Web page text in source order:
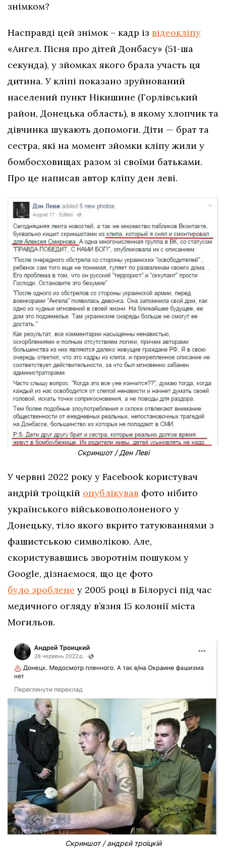
знімком?
Насправді цей знімок – кадр із відеокліпу
«Ангел. Пісня про дітей Донбасу» (51-ша
секунда), у зйомках якого брала участь ця
дитина. У кліпі показано зруйнований
населений пункт Нікишине (Горлівський
район, Донецька область), в якому хлопчик та
дівчинка шукають допомоги. Діти — брат та
сестра, які на момент зйомки кліпу жили у
бомбосховищах разом зі своїми батьками.
Про це написав автор кліпу ден леві.
Скриншот / Ден Леві
У червні 2022 року у Facebook користувач
андрій троіцкій опублікував фото нібито
українського військовополоненого у
Донецьку, тіло якого вкрито татуюваннями з
фашистською символікою. Але,
скористувавшись зворотнім пошуком у
Google, дізнаємося, що це фото
було зроблене у 2005 році в Білорусі під час
медичного огляду в’язня 15 колонії міста
Могильов.
Скриншот / андрєй троіцкій